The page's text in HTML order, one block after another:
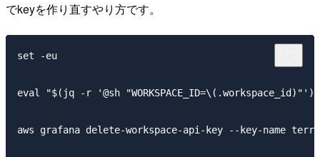
でkeyを作り直すやり方です。
set -eu
eval "$(jq -r '@sh "WORKSPACE_ID=\(.workspace_id)"')"
aws grafana delete-workspace-api-key --key-name